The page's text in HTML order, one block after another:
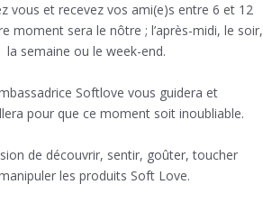
vous et recevez vos ami(e)s entre 6 et 12
moment sera le nôtre ; l’après-midi, le soir,
la semaine ou le week-end.
Softlove vous guidera et
pour que ce moment soit inoubliable.
de découvrir, sentir, goûter, toucher
les produits Soft Love.